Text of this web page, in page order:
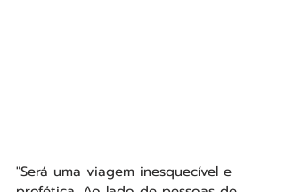
"Será uma viagem inesquecível e